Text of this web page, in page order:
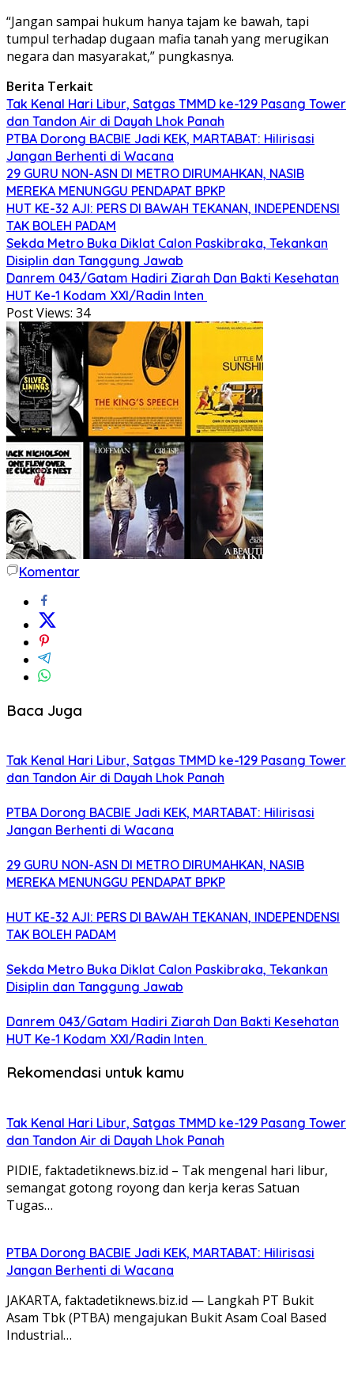
“Jangan sampai hukum hanya tajam ke bawah, tapi
tumpul terhadap dugaan mafia tanah yang merugikan
negara dan masyarakat,” pungkasnya.
Berita Terkait
Tak Kenal Hari Libur, Satgas TMMD ke-129 Pasang Tower
dan Tandon Air di Dayah Lhok Panah
PTBA Dorong BACBIE Jadi KEK, MARTABAT: Hilirisasi
Jangan Berhenti di Wacana
29 GURU NON-ASN DI METRO DIRUMAHKAN, NASIB
MEREKA MENUNGGU PENDAPAT BPKP
HUT KE-32 AJI: PERS DI BAWAH TEKANAN, INDEPENDENSI
TAK BOLEH PADAM
Sekda Metro Buka Diklat Calon Paskibraka, Tekankan
Disiplin dan Tanggung Jawab
Danrem 043/Gatam Hadiri Ziarah Dan Bakti Kesehatan
HUT Ke-1 Kodam XXI/Radin Inten
Post Views: 34
Komentar
Baca Juga
Tak Kenal Hari Libur, Satgas TMMD ke-129 Pasang Tower
dan Tandon Air di Dayah Lhok Panah
PTBA Dorong BACBIE Jadi KEK, MARTABAT: Hilirisasi
Jangan Berhenti di Wacana
29 GURU NON-ASN DI METRO DIRUMAHKAN, NASIB
MEREKA MENUNGGU PENDAPAT BPKP
HUT KE-32 AJI: PERS DI BAWAH TEKANAN, INDEPENDENSI
TAK BOLEH PADAM
Sekda Metro Buka Diklat Calon Paskibraka, Tekankan
Disiplin dan Tanggung Jawab
Danrem 043/Gatam Hadiri Ziarah Dan Bakti Kesehatan
HUT Ke-1 Kodam XXI/Radin Inten
Rekomendasi untuk kamu
Tak Kenal Hari Libur, Satgas TMMD ke-129 Pasang Tower
dan Tandon Air di Dayah Lhok Panah
PIDIE, faktadetiknews.biz.id – Tak mengenal hari libur,
semangat gotong royong dan kerja keras Satuan
Tugas…
PTBA Dorong BACBIE Jadi KEK, MARTABAT: Hilirisasi
Jangan Berhenti di Wacana
JAKARTA, faktadetiknews.biz.id — Langkah PT Bukit
Asam Tbk (PTBA) mengajukan Bukit Asam Coal Based
Industrial…